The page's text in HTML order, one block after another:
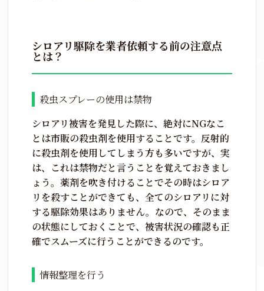
シロアリ駆除を業者依頼する前の注意点
とは？
殺虫スプレーの使用は禁物
シロアリ被害を発見した際に、絶対にNGなこ
とは市販の殺虫剤を使用することです。反射的
に殺虫剤を使用してしまう方も多いですが、実
は、これは禁物だと言うことを覚えておきまし
ょう。薬剤を吹き付けることでその時はシロア
リを殺すことができても、全てのシロアリに対
する駆除効果はありません。なので、そのまま
の状態にしておくことで、被害状況の確認も正
確でスムーズに行うことができるのです。
情報整理を行う